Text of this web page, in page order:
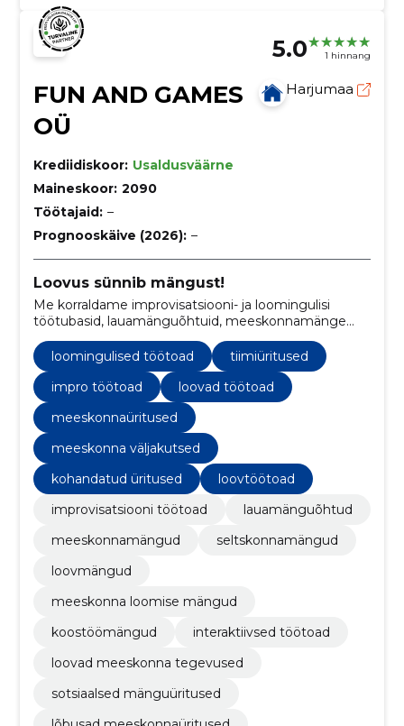
5.0 1 hinnang
FUN AND GAMES
OÜ
Harjumaa
Krediidiskoor: Usaldusväärne
Maineskoor: 2090
Töötajaid: –
Prognooskäive (2026): –
Loovus sünnib mängust!
Me korraldame improvisatsiooni- ja loomingulisi
töötubasid, lauamänguõhtuid, meeskonnamänge
ning loovaid grupiüritusi, mis aitavad tugevdada
sidemeid ja luua positiivseid mälestusi.
loomingulised töötoad
tiimiüritused
impro töötoad
loovad töötoad
meeskonnaüritused
meeskonna väljakutsed
kohandatud üritused
loovtöötoad
improvisatsiooni töötoad
lauamänguõhtud
meeskonnamängud
seltskonnamängud
loovmängud
meeskonna loomise mängud
koostöömängud
interaktiivsed töötoad
loovad meeskonna tegevused
sotsiaalsed mänguüritused